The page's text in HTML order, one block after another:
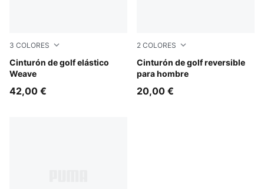
3 COLORES
Cinturón de golf elástico
Weave
White Glow
42,00 €
2 COLORES
Cinturón de golf reversible
para hombre
Bright White
20,00 €